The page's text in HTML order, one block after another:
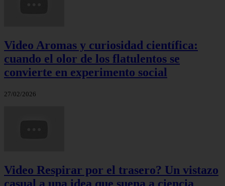
Video Aromas y curiosidad científica:
cuando el olor de los flatulentos se
convierte en experimento social
27/02/2026
Video Respirar por el trasero? Un vistazo